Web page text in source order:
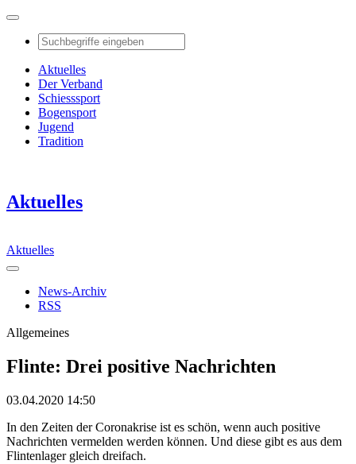
Aktuelles
Der Verband
Schiesssport
Bogensport
Jugend
Tradition
Aktuelles
Aktuelles
News-Archiv
RSS
Allgemeines
Flinte: Drei positive Nachrichten
03.04.2020 14:50
In den Zeiten der Coronakrise ist es schön, wenn auch positive
Nachrichten vermelden werden können. Und diese gibt es aus dem
Flintenlager gleich dreifach.